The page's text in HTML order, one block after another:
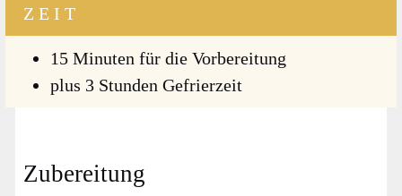
ZEIT
15 Minu­ten für die Vor­be­rei­tung
plus 3 Stun­den Gefrier­zeit
Zubereitung